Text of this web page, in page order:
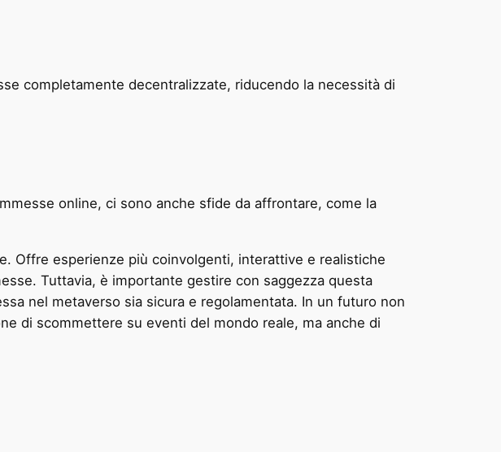
completamente decentralizzate, riducendo la necessità di
online, ci sono anche sfide da affrontare, come la
Offre esperienze più coinvolgenti, interattive e realistiche
Tuttavia, è importante gestire con saggezza questa
nel metaverso sia sicura e regolamentata. In un futuro non
di scommettere su eventi del mondo reale, ma anche di